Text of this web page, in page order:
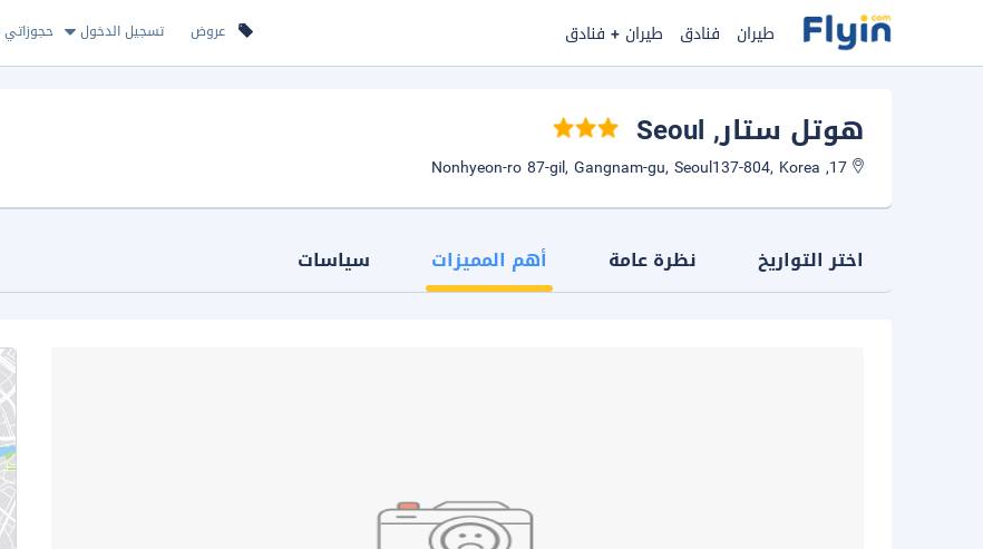
عروض تسجيل الدخول حجوزاتي طيران فنادق طيران + فنادق
هوتل ستار, Seoul
اختر التواريخ نظرة عامة أهم المميزات سياسات